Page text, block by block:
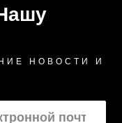
НОВОСТИ И